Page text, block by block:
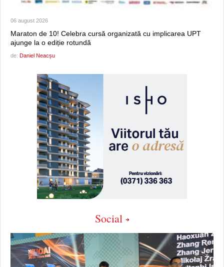
06 august 2026
Maraton de 10! Celebra cursă organizată cu implicarea UPT
ajunge la o ediție rotundă
de: Daniel Neacșu
Social